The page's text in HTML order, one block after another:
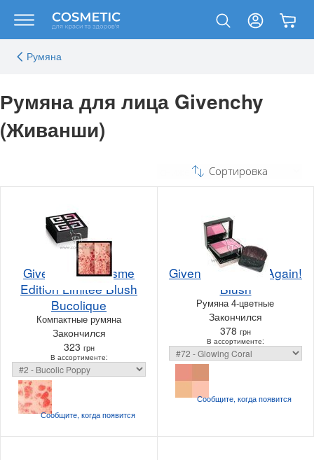
Румяна
Румяна для лица Givenchy
(Живанши)
Сортировка
Givenchy Le Prisme
Edition Limitee Blush
Bucolique
Компактные румяна
Закончился
323 грн
В ассортименте:
Сообщите, когдапоявится
Givenchy Prisme Again!
Blush
Румяна 4-цветные
Закончился
378 грн
В ассортименте:
Сообщите, когдапоявится